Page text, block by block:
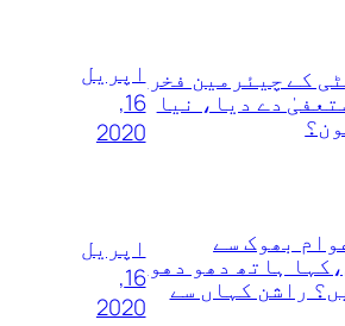
کے چیئرمین فخر
دے دیا، نیا
اپریل
16,
2020
بھوک سے
ہاتھ دھو دھو
راشن کہاں سے
اپریل
16,
2020